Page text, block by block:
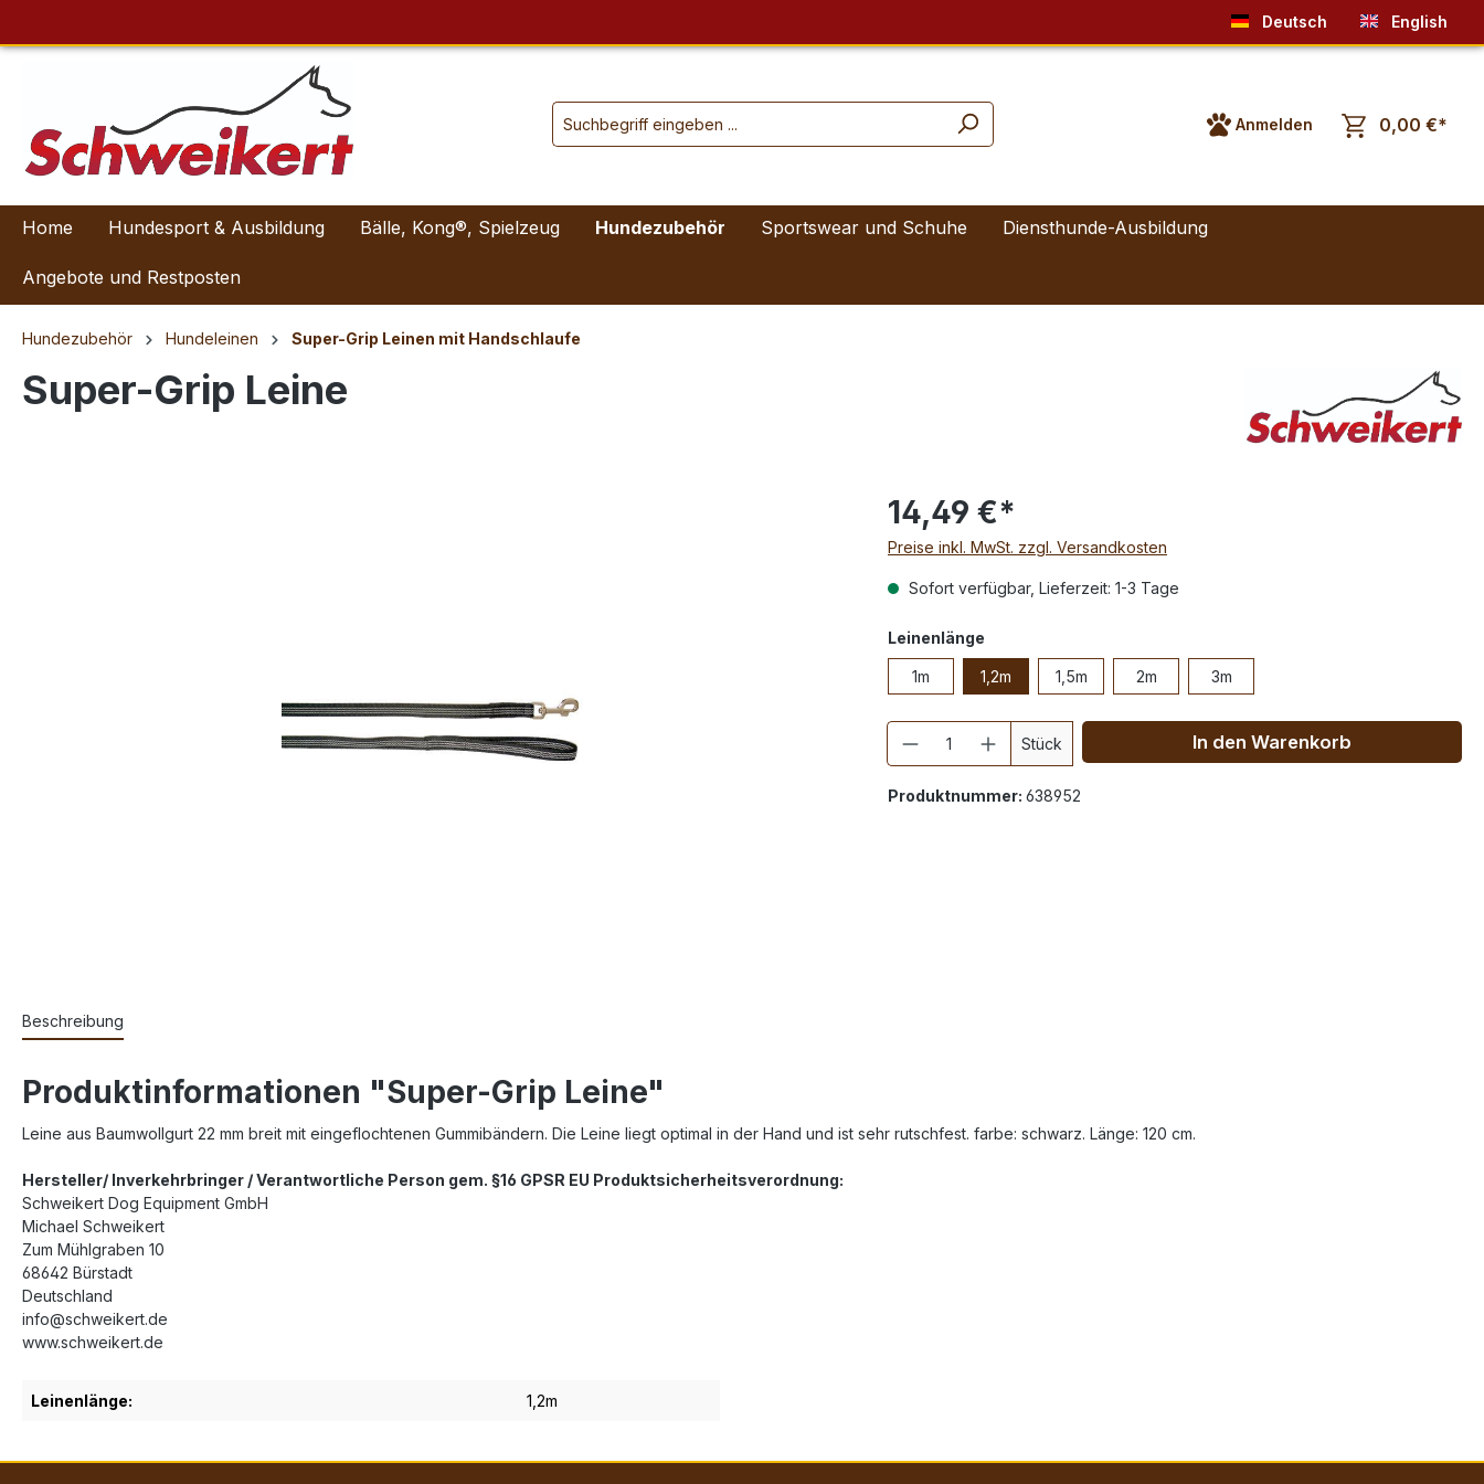
Deutsch English
Anmelden 0,00 €*
Home Hundesport & Ausbildung Bälle, Kong®, Spielzeug Hundezubehör Sportswear und Schuhe Diensthunde-Ausbildung
Angebote und Restposten
Hundezubehör Hundeleinen Super-Grip Leinen mit Handschlaufe
Super-Grip Leine
14,49 €*
Preise inkl. MwSt. zzgl. Versandkosten
Sofort verfügbar, Lieferzeit: 1-3 Tage
Leinenlänge
1m 1,2m 1,5m 2m 3m
Anzahl
Stück In den Warenkorb
Produktnummer: 638952
Beschreibung
Produktinformationen "Super-Grip Leine"
Leine aus Baumwollgurt 22 mm breit mit eingeflochtenen Gummibändern. Die Leine liegt optimal in der Hand und ist sehr rutschfest. farbe: schwarz. Länge: 120 cm.
Hersteller/ Inverkehrbringer / Verantwortliche Person gem. §16 GPSR EU Produktsicherheitsverordnung:
Schweikert Dog Equipment GmbH
Michael Schweikert
Zum Mühlgraben 10
68642 Bürstadt
Deutschland
info@schweikert.de
www.schweikert.de
Leinenlänge: 1,2m